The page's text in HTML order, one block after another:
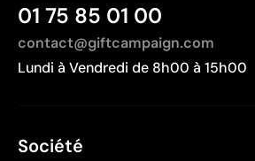
01 75 85 01 00
contact@giftcampaign.com
Lundi à Vendredi de 8h00 à 15h00
Société